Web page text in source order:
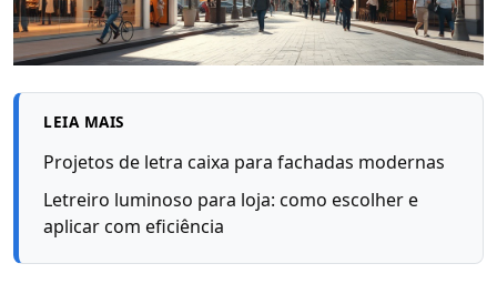
LEIA MAIS
Projetos de letra caixa para fachadas modernas
Letreiro luminoso para loja: como escolher e
aplicar com eficiência